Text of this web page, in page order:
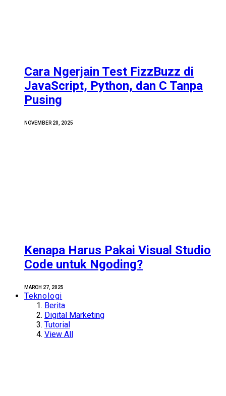
Cara Ngerjain Test FizzBuzz di
JavaScript, Python, dan C Tanpa
Pusing
NOVEMBER 20, 2025
Kenapa Harus Pakai Visual Studio
Code untuk Ngoding?
MARCH 27, 2025
Teknologi
Berita
Digital Marketing
Tutorial
View All